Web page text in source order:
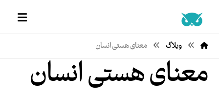
وبلاگ معنای هستی انسان
معنای هستی انسان